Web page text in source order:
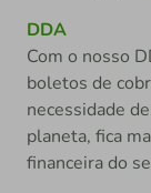
DDA
Com o nosso
boletos de
necessidade
planeta, fica
financeira do